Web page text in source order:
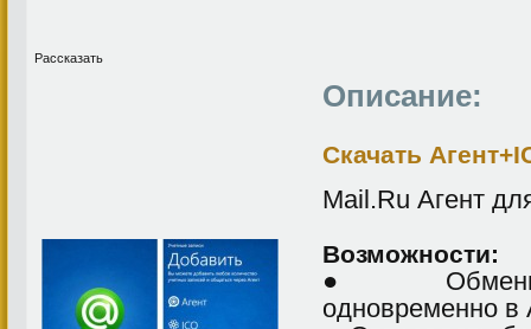
Рассказать
Описание:
Скачать
Mail.Ru Агент
Возможности:
●
одновременно в